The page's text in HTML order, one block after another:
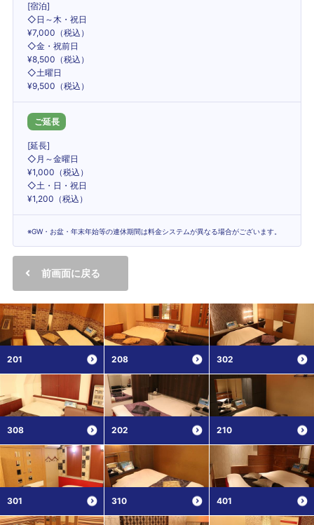
[宿泊]
◇日～木・祝日
¥7,000（税込）
◇金・祝前日
¥8,500（税込）
◇土曜日
¥9,500（税込）
ご延長
[延長]
◇月～金曜日
¥1,000（税込）
◇土・日・祝日
¥1,200（税込）
※GW・お盆・年末年始等の連休期間は料金システムが異なる場合がございます。
前画面に戻る
201 208 302
308 202 210
301 310 401